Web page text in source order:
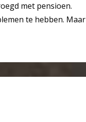
met pensioen.
te hebben. Maar